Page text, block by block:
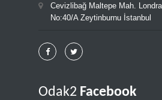
Cevizlibağ Maltepe Mah. Londra
No:40/A Zeytinburnu İstanbul
Odak2 Facebook